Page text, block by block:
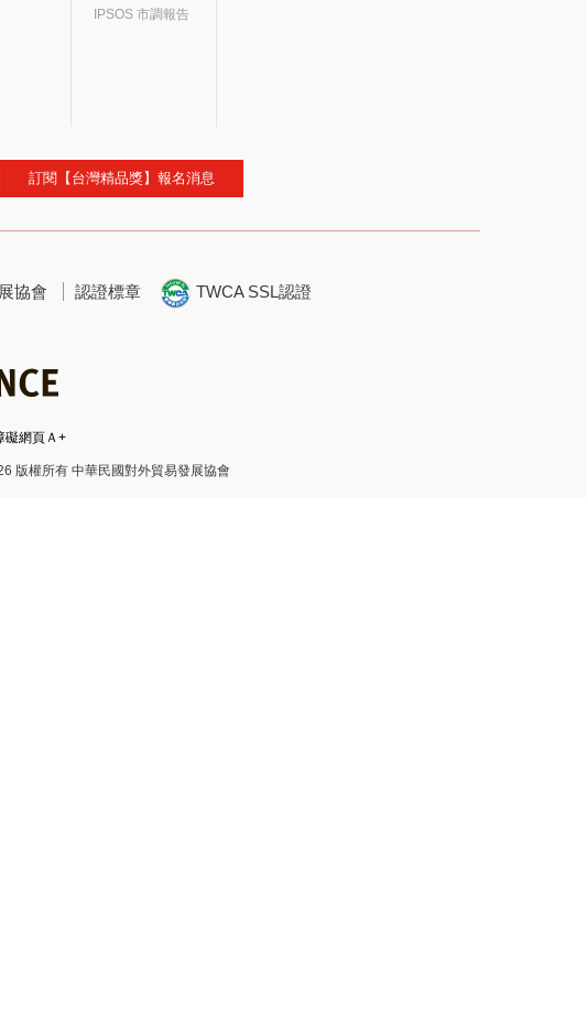
IPSOS 市調報告
訂閱【台灣精品獎】報名消息
協會 認證標章 TWCA SSL認證
礙網頁Ａ+
版權所有 中華民國對外貿易發展協會